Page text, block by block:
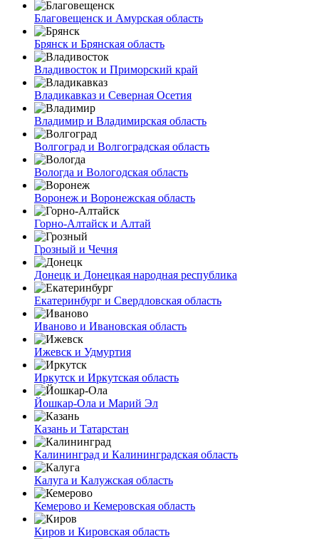
Благовещенск и Амурская область
Брянск и Брянская область
Владивосток и Приморский край
Владикавказ и Северная Осетия
Владимир и Владимирская область
Волгоград и Волгоградская область
Вологда и Вологодская область
Воронеж и Воронежская область
Горно-Алтайск и Алтай
Грозный и Чечня
Донецк и Донецкая народная республика
Екатеринбург и Свердловская область
Иваново и Ивановская область
Ижевск и Удмуртия
Иркутск и Иркутская область
Йошкар-Ола и Марий Эл
Казань и Татарстан
Калининград и Калининградская область
Калуга и Калужская область
Кемерово и Кемеровская область
Киров и Кировская область